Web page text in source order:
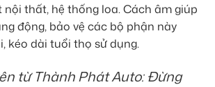
nội thất, hệ thống loa. Cách âm giúp
động, bảo vệ các bộ phận này
kéo dài tuổi thọ sử dụng.
từ Thành Phát Auto: Đừng